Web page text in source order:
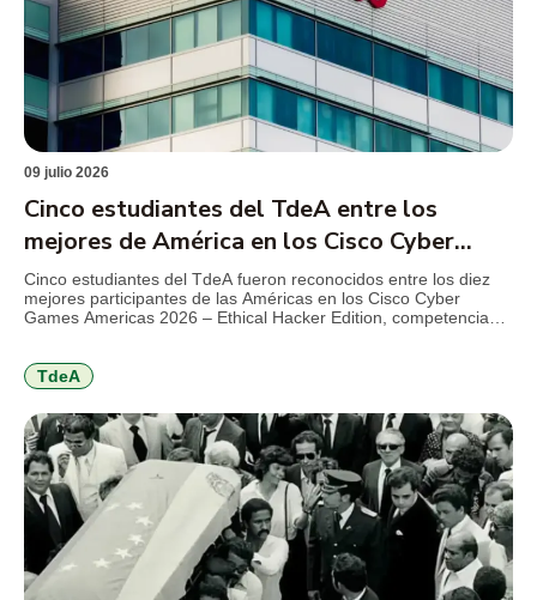
09 julio 2026
Cinco estudiantes del TdeA entre los
mejores de América en los Cisco Cyber
Games 2026
Cinco estudiantes del TdeA fueron reconocidos entre los diez
mejores participantes de las Américas en los Cisco Cyber
Games Americas 2026 – Ethical Hacker Edition, competencia
ciberseguridad, hacking ético y resolución de problemas
técnicos. El […]
TdeA